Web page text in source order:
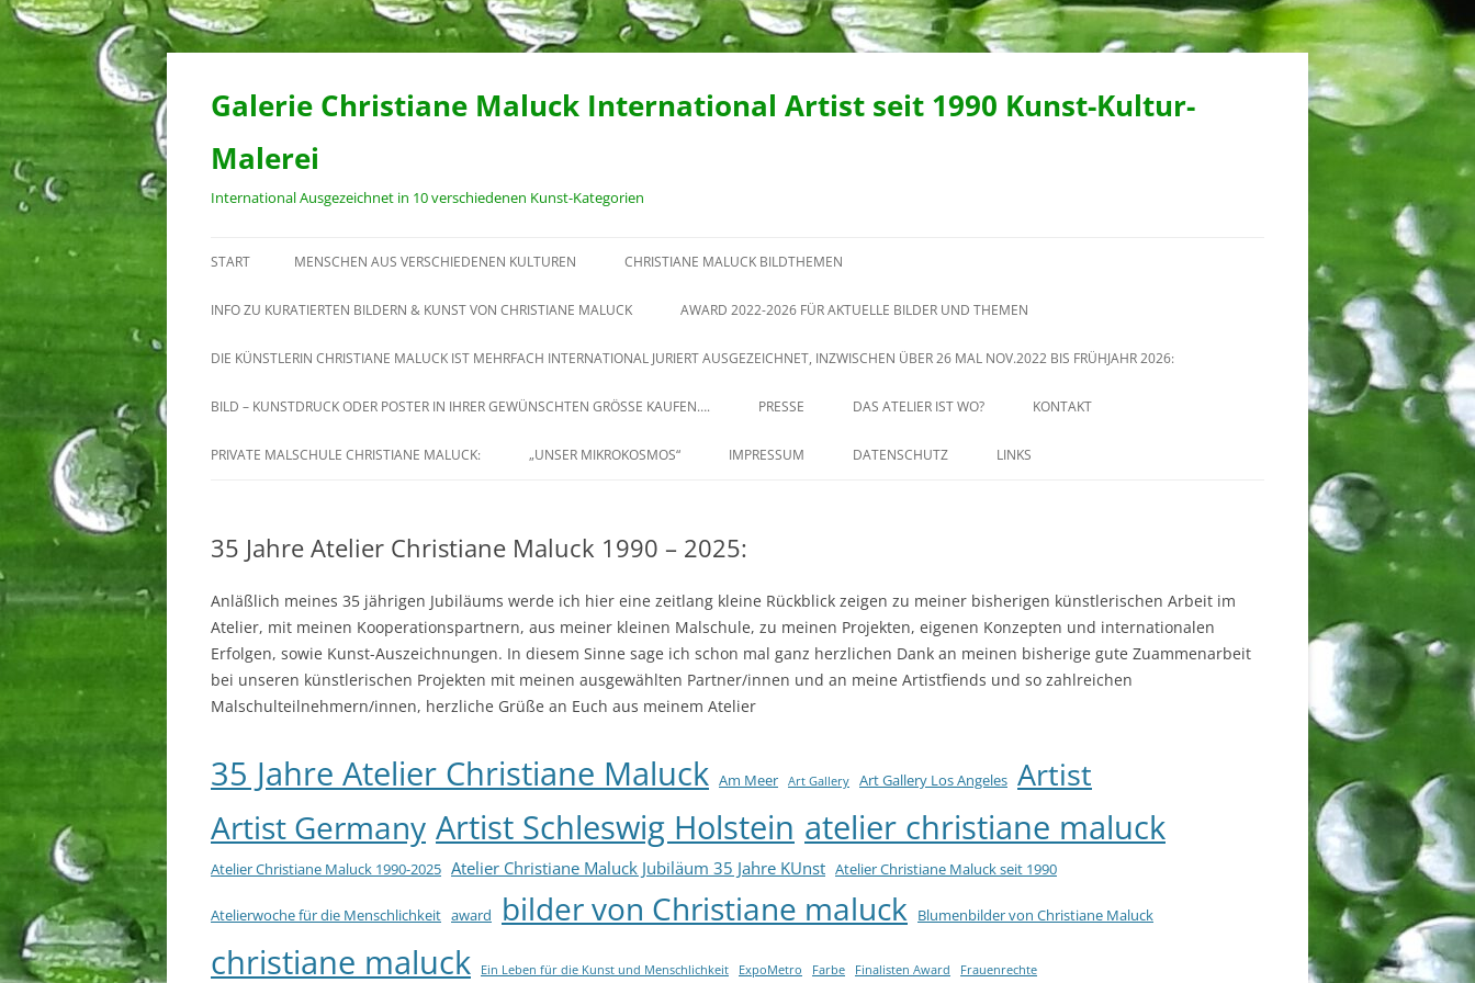
Zum
springen
Galerie Christiane Maluck International Artist seit 1990 Kunst-Kultur-
Malerei
International Ausgezeichnet in 10 verschiedenen Kunst-Kategorien
START MENSCHEN AUS VERSCHIEDENEN KULTUREN CHRISTIANE MALUCK BILDTHEMEN
1992-1999 GEMALTE
CHRISTIANE MALUCK. FINALIST
WELTMEEREN
AWARD FÜR BILDER DES
MENSCHLICHEN MIKROKOSMOS
INTERNATIONAL AUSGEZEICHNET
DIE KUNSTPROJEKTION UND
COLLAGEN
AWARD FÜR DAS THEMA: „FARBE“
INTERNATIONALE
AWARDS FÜR MEINE
INFO ZU KURATIERTEN BILDERN & KUNST VON CHRISTIANE MALUCK AWARD 2022-2026 FÜR AKTUELLE BILDER UND THEMEN
KONZEPTE UND WORKSHOPS
IHRER EHEMALIGEN PRIVATEN
DIE KÜNSTLERIN CHRISTIANE MALUCK IST MEHRFACH INTERNATIONAL JURIERT AUSGEZEICHNET, INZWISCHEN ÜBER 26 MAL NOV.2022 BIS FRÜHJAHR 2026:
MEINE ARBEIT
VITA VON CHRISTIANE MALUCK
BILD – KUNSTDRUCK ODER POSTER IN IHRER GEWÜNSCHTEN GRÖSSE KAUFEN…. PRESSE DAS ATELIER IST WO? KONTAKT
PRIVATE MALSCHULE CHRISTIANE MALUCK: „UNSER MIKROKOSMOS“ IMPRESSUM DATENSCHUTZ LINKS
35 Jahre Atelier Christiane Maluck 1990 – 2025:
Anläßlich meines 35 jährigen Jubiläums werde ich hier eine zeitlang kleine Rückblick zeigen zu meiner bisherigen künstlerischen Arbeit im
Atelier, mit meinen Kooperationspartnern, aus meiner kleinen Malschule, zu meinen Projekten, eigenen Konzepten und internationalen
Erfolgen, sowie Kunst-Auszeichnungen. In diesem Sinne sage ich schon mal ganz herzlichen Dank an meinen bisherige gute Zuammenarbeit
bei unseren künstlerischen Projekten mit meinen ausgewählten Partner/innen und an meine Artistfiends und so zahlreichen
Malschulteilnehmern/innen, herzliche Grüße an Euch aus meinem Atelier
35 Jahre Atelier Christiane Maluck Am Meer Art Gallery Art Gallery Los Angeles Artist
Artist Germany Artist Schleswig Holstein atelier christiane maluck
Atelier Christiane Maluck 1990-2025 Atelier Christiane Maluck Jubiläum 35 Jahre KUnst Atelier Christiane Maluck seit 1990
Atelierwoche für die Menschlichkeit award bilder von Christiane maluck Blumenbilder von Christiane Maluck
christiane maluck Ein Leben für die Kunst und Menschlichkeit ExpoMetro Farbe Finalisten Award Frauenrechte